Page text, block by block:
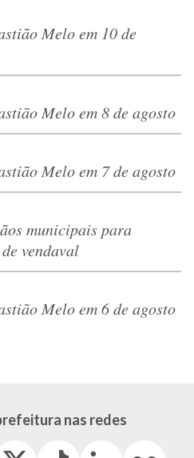
Melo em 10 de
Melo em 8 de agosto
Melo em 7 de agosto
municipais para
vendaval
Melo em 6 de agosto
nas redes
Tiktok
LinkedIn